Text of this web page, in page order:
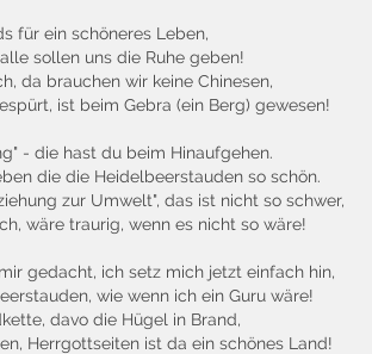
für ein schöneres Leben,
sollen uns die Ruhe geben!
da brauchen wir keine Chinesen,
ist beim Gebra (ein Berg) gewesen!
- die hast du beim Hinaufgehen.
die die Heidelbeerstauden so schön.
zur Umwelt", das ist nicht so schwer,
wäre traurig, wenn es nicht so wäre!
gedacht, ich setz mich jetzt einfach hin,
wie wenn ich ein Guru wäre!
davo die Hügel in Brand,
Herrgottseiten ist da ein schönes Land!